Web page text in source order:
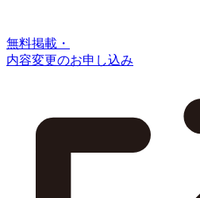
無料掲載・
内容変更のお申し込み